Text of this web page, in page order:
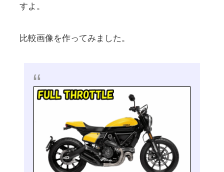
すよ。
比較画像を作ってみました。